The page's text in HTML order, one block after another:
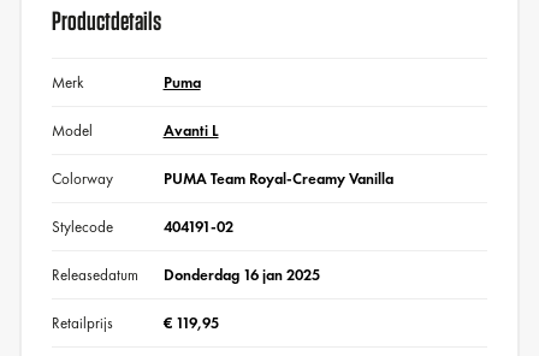
Productdetails
Merk Puma
Model Avanti L
Colorway PUMA Team Royal-Creamy Vanilla
Stylecode 404191-02
Releasedatum Donderdag 16 jan 2025
Retailprijs € 119,95